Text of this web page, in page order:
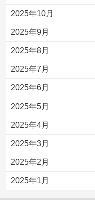
2025年10月
2025年9月
2025年8月
2025年7月
2025年6月
2025年5月
2025年4月
2025年3月
2025年2月
2025年1月